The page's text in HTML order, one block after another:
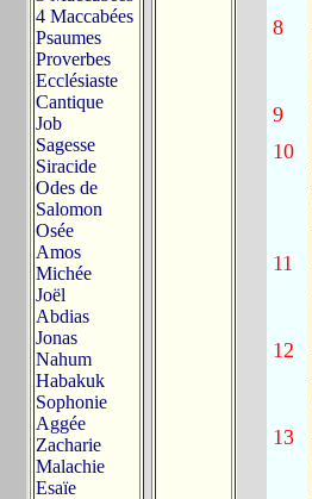
4 Maccabées
Psaumes
Proverbes
Ecclésiaste
Cantique
Job
Sagesse
Siracide
Odes de
Salomon
Osée
Amos
Michée
Joël
Abdias
Jonas
Nahum
Habakuk
Sophonie
Aggée
Zacharie
Malachie
Esaïe
8
9
10
11
12
13